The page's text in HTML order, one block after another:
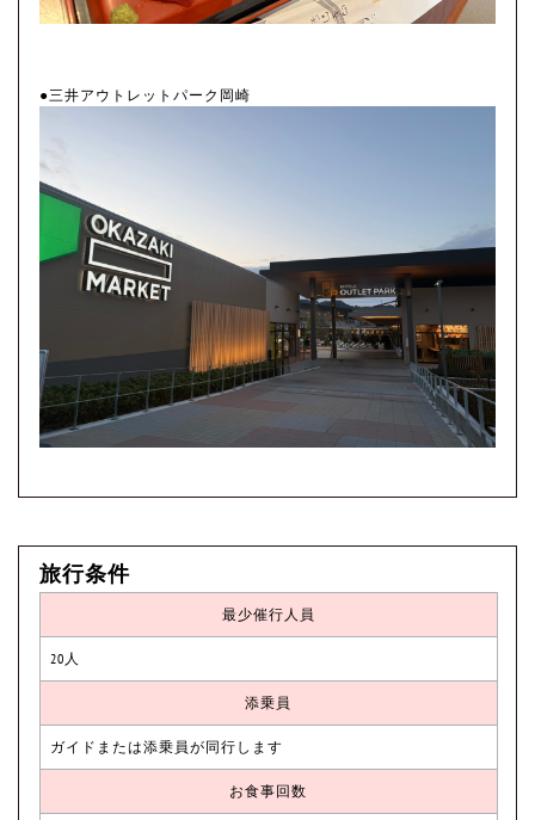
●三井アウトレットパーク岡崎
旅行条件
最少催行人員
20人
添乗員
ガイドまたは添乗員が同行します
お食事回数